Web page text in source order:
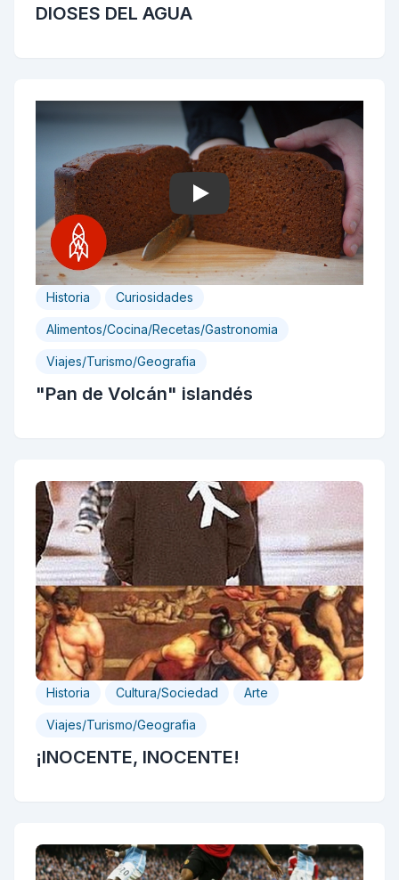
DIOSES DEL AGUA
Play
Historia Curiosidades
Alimentos/Cocina/Recetas/Gastronomia
Viajes/Turismo/Geografia
"Pan de Volcán" islandés
Historia Cultura/Sociedad Arte
Viajes/Turismo/Geografia
¡INOCENTE, INOCENTE!